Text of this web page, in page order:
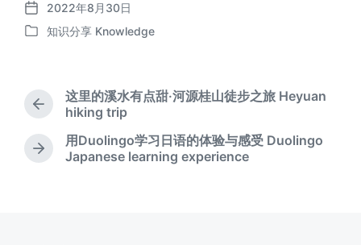
发
布
2022年8月30日
发
知识分享 Knowledge
上
文
章
这里的溪水有点甜·河源桂山徒步之旅 Heyuan
hiking trip
下
用Duolingo学习日语的体验与感受 Duolingo
Japanese learning experience